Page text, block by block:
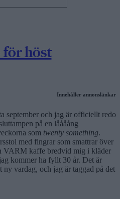
för höst
Innehåller annonslänkar
september och jag är officiellt redo
på en låååång
som twenty something.
med fingrar som smattrar över
VARM kaffe bredvid mig i kläder
kommer ha fyllt 30 år. Det är
ny vardag, och jag är taggad på det